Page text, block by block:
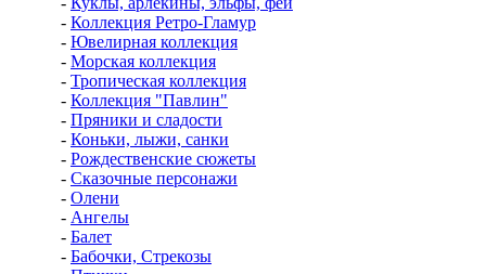
- Коллекция Ретро-Гламур
- Ювелирная коллекция
- Морская коллекция
- Тропическая коллекция
- Коллекция "Павлин"
- Пряники и сладости
- Коньки, лыжи, санки
- Рождественские сюжеты
- Сказочные персонажи
- Олени
- Ангелы
- Балет
- Бабочки, Стрекозы